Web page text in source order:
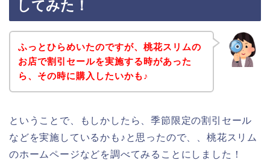
してみた！
ふっとひらめいたのですが、桃花スリムの
お店で割引セールを実施する時があった
ら、その時に購入したいかも♪
ということで、もしかしたら、季節限定の割引セール
などを実施しているかも♪と思ったので、、桃花スリム
のホームページなどを調べてみることにしました！